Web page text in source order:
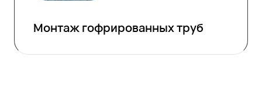
Монтаж гофрированных труб